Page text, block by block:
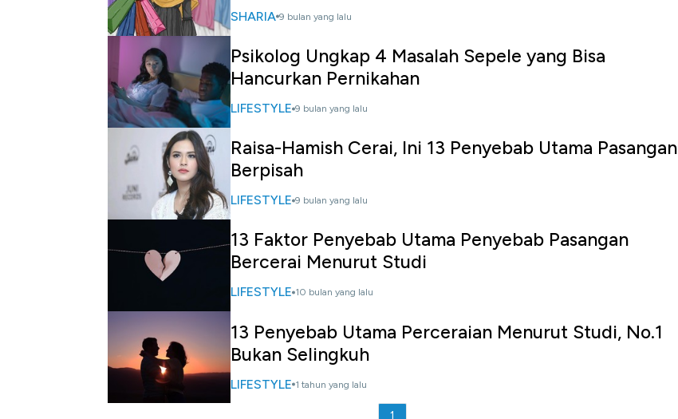
SHARIA 9 bulan yang lalu
Psikolog Ungkap 4 Masalah Sepele yang Bisa
Hancurkan Pernikahan
LIFESTYLE 9 bulan yang lalu
Raisa-Hamish Cerai, Ini 13 Penyebab Utama Pasangan
Berpisah
LIFESTYLE 9 bulan yang lalu
13 Faktor Penyebab Utama Penyebab Pasangan
Bercerai Menurut Studi
LIFESTYLE 10 bulan yang lalu
13 Penyebab Utama Perceraian Menurut Studi, No.1
Bukan Selingkuh
LIFESTYLE 1 tahun yang lalu
1